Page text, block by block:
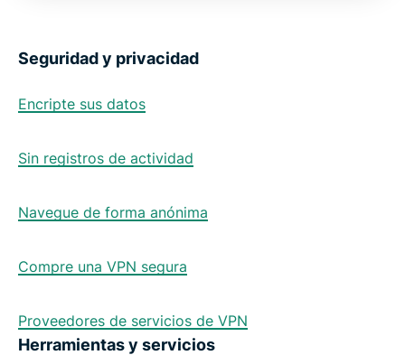
Seguridad y privacidad
Encripte sus datos
Sin registros de actividad
Navegue de forma anónima
Compre una VPN segura
Proveedores de servicios de VPN
Herramientas y servicios